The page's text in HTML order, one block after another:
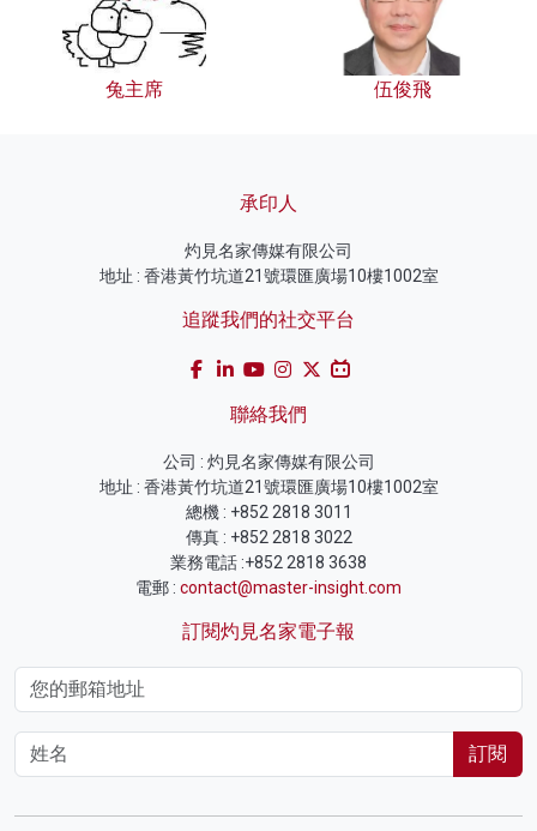
兔主席 伍俊飛
承印人
灼見名家傳媒有限公司
地址 : 香港黃竹坑道21號環匯廣場10樓1002室
追蹤我們的社交平台
聯絡我們
公司 : 灼見名家傳媒有限公司
地址 : 香港黃竹坑道21號環匯廣場10樓1002室
總機 : +852 2818 3011
傳真 : +852 2818 3022
業務電話 :+852 2818 3638
電郵 : contact@master-insight.com
訂閱灼見名家電子報
訂閱